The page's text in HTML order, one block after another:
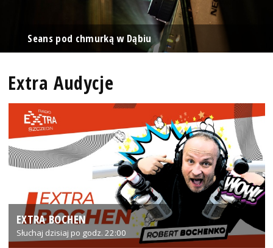
Seans pod chmurką w Dąbiu
Extra Audycje
EXTRA BOCHEN
Słuchaj dzisiaj po godz. 22:00